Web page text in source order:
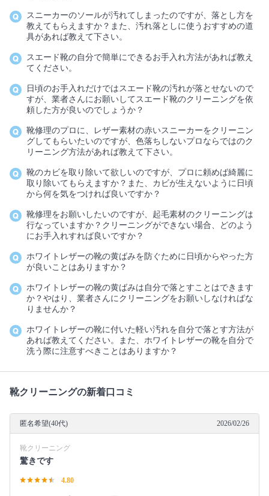
スニーカーのソールが汚れてしまったのですが、落とし方を
教えてもらえますか？また、汚れ落としに使うおすすめの道
具があれば教えて下さい。
スエード靴の自分で簡単にできるお手入れ方法があれば教え
てください。
日頃のお手入れだけではスエード靴の汚れが落とせないので
すが、業者さんにお願いしてスエード靴のクリーニングを依
頼した方が良いのでしょうか？
靴修理のプロに、レザー素材の赤いスニーカーをクリーニン
グしてもらいたいのですが、色落ちしないプロならではのク
リーニング方法があれば教えて下さい。
靴のカビを取り除いて欲しいのですが、プロに頼めば綺麗に
取り除いてもらえますか？また、カビが生えないように日頃
から何を気をつければ良いですか？
靴修理をお願いしたいのですが、起毛素材のクリーニングは
行なっていますか？クリーニングができない場合、どのよう
にお手入れすれば良いですか？
ホワイトレザーの靴の黄ばみを防ぐために日頃からやった方
が良いことはありますか？
ホワイトレザーの靴の黄ばみは自分で落とすことはできます
か？やはり、業者さんにクリーニングをお願いしなければな
りませんか？
ホワイトレザーの靴に付いた軽い汚れを自分で落とす方法が
あれば教えてください。また、ホワイトレザーの靴を自分で
洗う際に注意すべきことはありますか？
靴クリーニングの新着口コミ
匿名希望(40代) 2026/02/26
靴クリーニング
驚きです
4.80